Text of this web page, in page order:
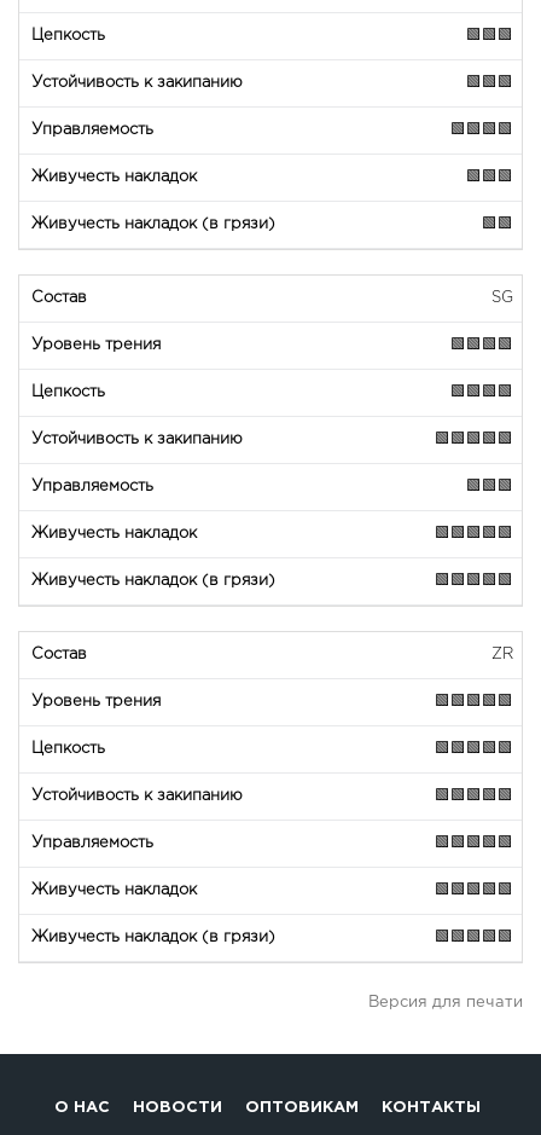
🟩🟩🟩
🟩🟩🟩
🟩🟩🟩🟩
🟩🟩🟩
🟩🟩
SG
🟩🟩🟩🟩
🟩🟩🟩🟩
🟩🟩🟩🟩🟩
🟩🟩🟩
🟩🟩🟩🟩🟩
🟩🟩🟩🟩🟩
ZR
🟩🟩🟩🟩🟩
🟩🟩🟩🟩🟩
🟩🟩🟩🟩🟩
🟩🟩🟩🟩🟩
🟩🟩🟩🟩🟩
🟩🟩🟩🟩🟩
Версия для печати
О НАС НОВОСТИ ОПТОВИКАМ КОНТАКТЫ